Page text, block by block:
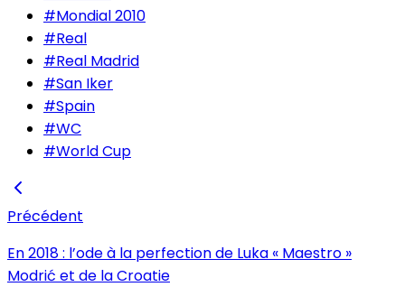
#Mondial 2010
#Real
#Real Madrid
#San Iker
#Spain
#WC
#World Cup
Précédent
En 2018 : l’ode à la perfection de Luka « Maestro »
Modrić et de la Croatie